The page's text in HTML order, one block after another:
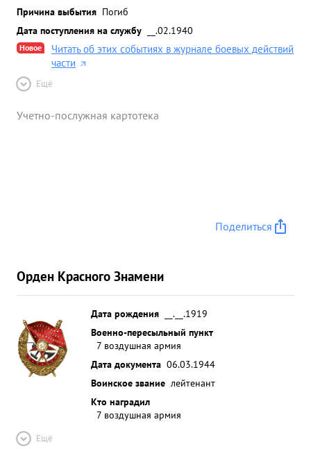
Причина выбытия Погиб
Дата поступления на службу
__.02.1940
Новое
Читать об этих событиях в журнале боевых действий
части
Ещё
Учетно-послужная картотека
Поделиться
Орден Красного Знамени
Дата рождения
__.__.1919
Военно-пересыльный пункт
7 воздушная армия
Дата документа 06.03.1944
Воинское звание лейтенант
Кто наградил
7 воздушная армия
Ещё